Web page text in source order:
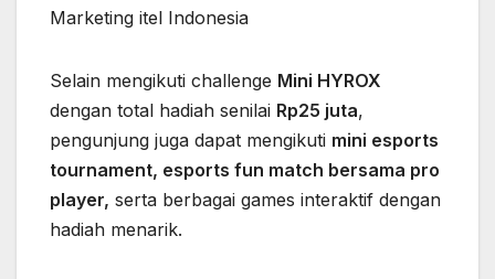
Marketing itel Indonesia
Selain mengikuti challenge Mini HYROX
dengan total hadiah senilai Rp25 juta,
pengunjung juga dapat mengikuti mini esports
tournament, esports fun match bersama pro
player, serta berbagai games interaktif dengan
hadiah menarik.